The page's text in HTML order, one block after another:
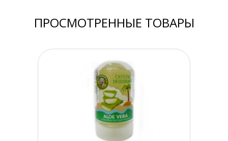
ПРОСМОТРЕННЫЕ ТОВАРЫ